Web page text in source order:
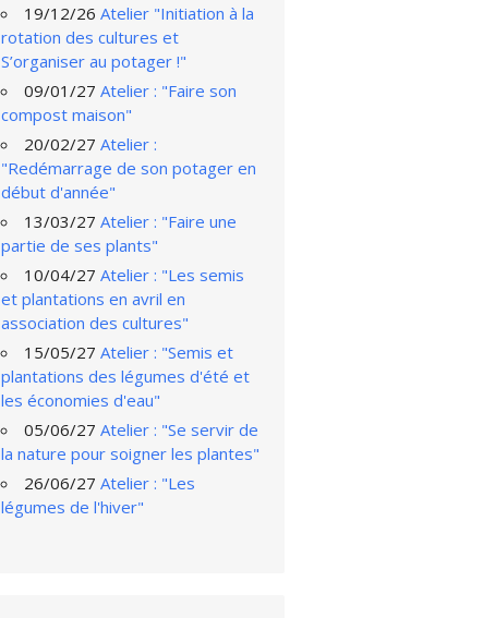
19/12/26 Atelier "Initiation à la
rotation des cultures et
S’organiser au potager !"
09/01/27 Atelier : "Faire son
compost maison"
20/02/27 Atelier :
"Redémarrage de son potager en
début d'année"
13/03/27 Atelier : "Faire une
partie de ses plants"
10/04/27 Atelier : "Les semis
et plantations en avril en
association des cultures"
15/05/27 Atelier : "Semis et
plantations des légumes d'été et
les économies d'eau"
05/06/27 Atelier : "Se servir de
la nature pour soigner les plantes"
26/06/27 Atelier : "Les
légumes de l'hiver"